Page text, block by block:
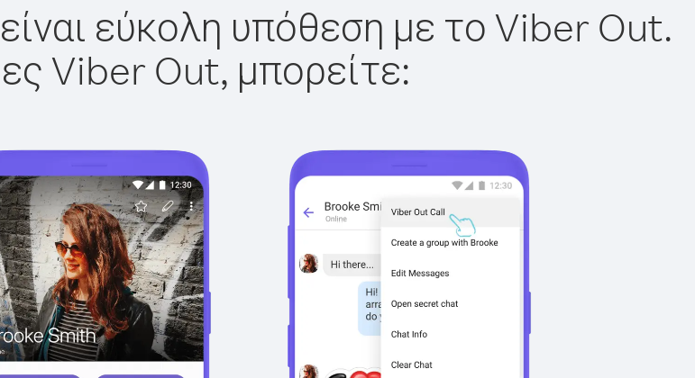
εύκολη υπόθεση με το Viber Out.
Viber Out, μπορείτε: